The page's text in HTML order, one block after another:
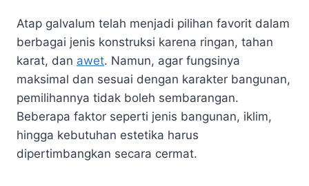
Atap galvalum telah menjadi pilihan favorit dalam
berbagai jenis konstruksi karena ringan, tahan
karat, dan awet. Namun, agar fungsinya
maksimal dan sesuai dengan karakter bangunan,
pemilihannya tidak boleh sembarangan.
Beberapa faktor seperti jenis bangunan, iklim,
hingga kebutuhan estetika harus
dipertimbangkan secara cermat.